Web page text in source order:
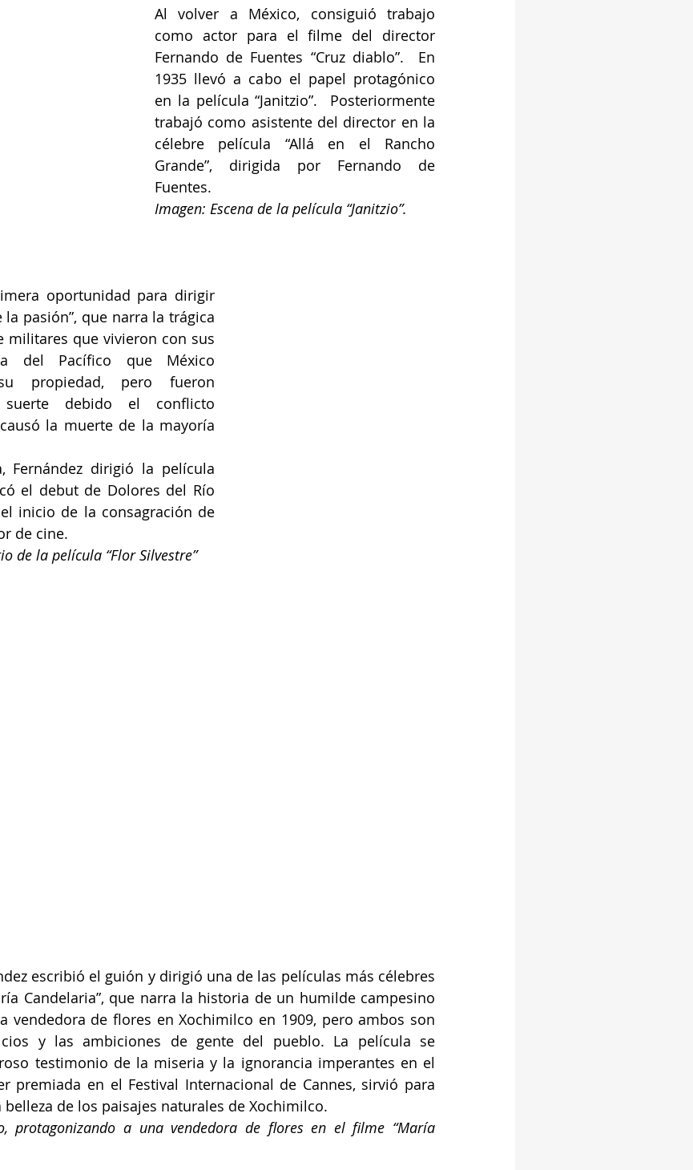
Al volver a México, consiguió trabajo
como actor para el filme del director
Fernando de Fuentes “Cruz diablo”.  En
1935 llevó a cabo el papel protagónico
en la película “Janitzio”.  Posteriormente
trabajó como asistente del director en la
célebre película “Allá en el Rancho
Grande”, dirigida por Fernando de
Fuentes.
Imagen: Escena de la película “Janitzio”.
oportunidad para dirigir
la pasión”, que narra la trágica
militares que vivieron con sus
del Pacífico que México
propiedad, pero fueron
debido el conflicto
la muerte de la mayoría
Fernández dirigió la película
el debut de Dolores del Río
inicio de la consagración de
de cine.
de la película “Flor Silvestre”
escribió el guión y dirigió una de las películas más célebres
Candelaria”, que narra la historia de un humilde campesino
vendedora de flores en Xochimilco en 1909, pero ambos son
y las ambiciones de gente del pueblo. La película se
testimonio de la miseria y la ignorancia imperantes en el
premiada en el Festival Internacional de Cannes, sirvió para
de los paisajes naturales de Xochimilco.
protagonizando a una vendedora de flores en el filme “María